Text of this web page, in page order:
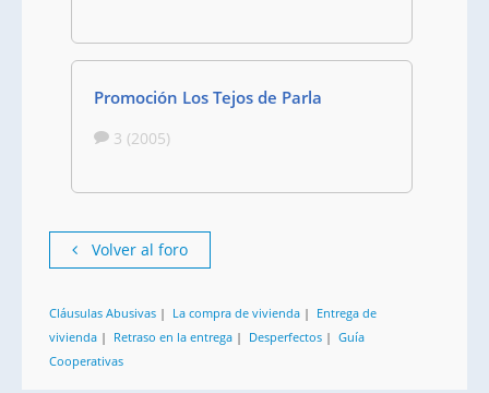
Promoción Los Tejos de Parla
3 (2005)
Volver al foro
Cláusulas Abusivas | La compra de vivienda | Entrega de
vivienda | Retraso en la entrega | Desperfectos | Guía
Cooperativas